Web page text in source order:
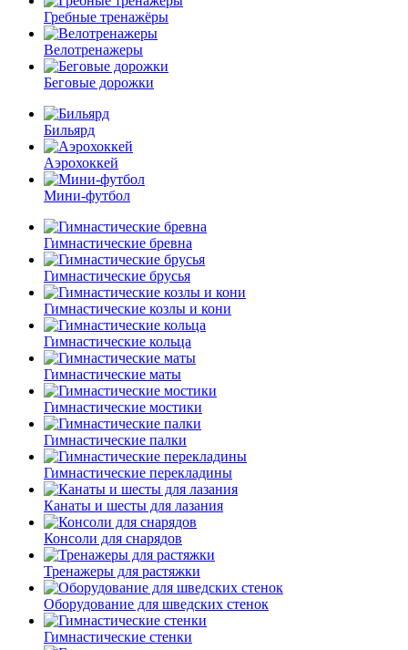
Гребные тренажёры
Велотренажеры
Беговые дорожки
Бильярд
Аэрохоккей
Мини-футбол
Гимнастические бревна
Гимнастические брусья
Гимнастические козлы и кони
Гимнастические кольца
Гимнастические маты
Гимнастические мостики
Гимнастические палки
Гимнастические перекладины
Канаты и шесты для лазания
Консоли для снарядов
Тренажеры для растяжки
Оборудование для шведских стенок
Гимнастические стенки